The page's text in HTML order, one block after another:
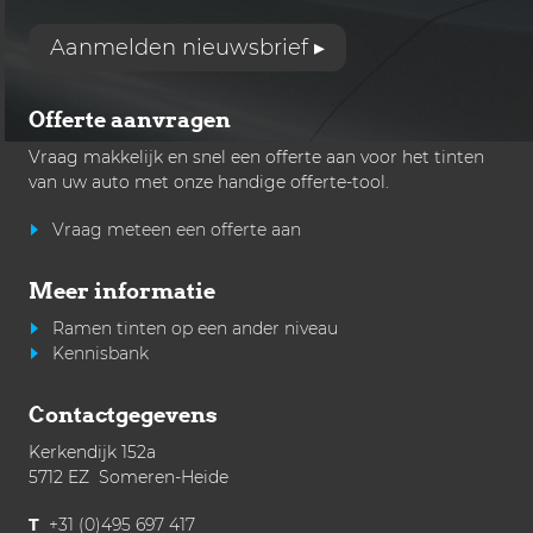
Aanmelden nieuwsbrief ▸
Offerte aanvragen
Vraag makkelijk en snel een offerte aan voor het tinten
van uw auto met onze handige offerte-tool.
Vraag meteen een offerte aan
Meer informatie
Ramen tinten op een ander niveau
Kennisbank
Contactgegevens
Kerkendijk 152a
5712 EZ Someren-Heide
T +31 (0)495 697 417